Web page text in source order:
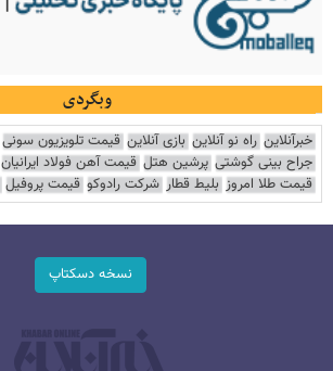
وبگردی
خبرآنلاین راه نو آنلاین بازی آنلاین قیمت تلویزیون سونی
جراح بینی گوشتی پرشین هتل قیمت آهن فولاد ایرانیان
قیمت طلا امروز بلیط قطار شرکت رادوکو قیمت پروفیل
نسخه دسکتاپ